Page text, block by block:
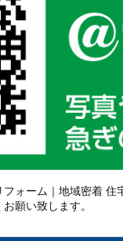
ォーム｜地域密着
願い致します。